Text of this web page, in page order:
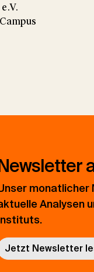
Analysen
Jetzt Newsletter